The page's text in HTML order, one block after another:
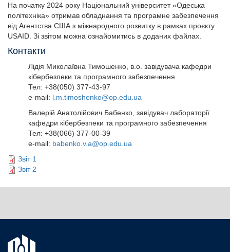
На початку 2024 року Національний університет «Одеська
політехніка» отримав обладнання та програмне забезпечення
від Агентства США з міжнародного розвитку в рамках проєкту
USAID. Зі звітом можна ознайомитись в доданих файлах.
Контакти
Лідія Миколаївна Тимошенко, в.о. завідувача кафедри
кібербезпеки та програмного забезпечення
Тел: +38(050) 377-43-97
e-mail: l.m.timoshenko@op.edu.ua
Валерій Анатолійович Бабенко, завідувач лабораторії
кафедри кібербезпеки та програмного забезпечення
Тел: +38(066) 377-00-39
e-mail: babenko.v.a@op.edu.ua
Звіт 1
Звіт 2